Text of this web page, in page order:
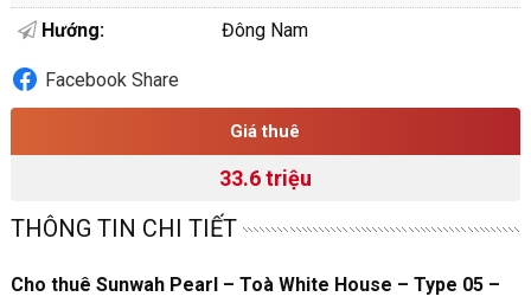
Hướng: Đông Nam
Facebook Share
Giá thuê
33.6 triệu
THÔNG TIN CHI TIẾT
Cho thuê Sunwah Pearl – Toà White House – Type 05 –